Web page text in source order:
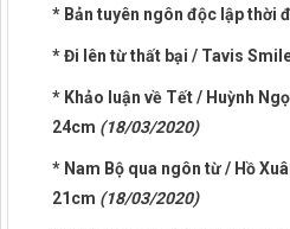
* Bản tuyên ngôn độc lập thời
* Đi lên từ thất bại / Tavis
* Khảo luận về Tết / Huỳnh
24cm (18/03/2020)
* Nam Bộ qua ngôn từ / Hồ
21cm (18/03/2020)